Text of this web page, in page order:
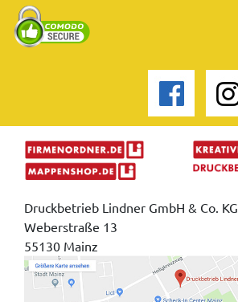
Druckbetrieb Lindner GmbH & Co. KG
Weberstraße 13
55130 Mainz